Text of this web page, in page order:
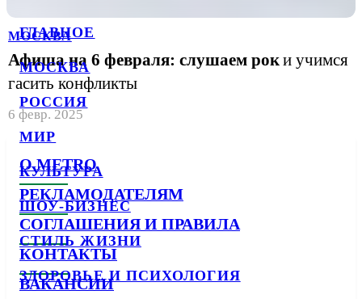
ГЛАВНОЕ
МОСКВА
РОССИЯ
МИР
КУЛЬТУРА
ШОУ-БИЗНЕС
СТИЛЬ ЖИЗНИ
ЗДОРОВЬЕ И ПСИХОЛОГИЯ
МОСКВА
Афиша на 6 февраля: слушаем роки учимся
гасить конфликты
6 февр. 2025
О METRO
РЕКЛАМОДАТЕЛЯМ
СОГЛАШЕНИЯ И ПРАВИЛА
КОНТАКТЫ
ВАКАНСИИ